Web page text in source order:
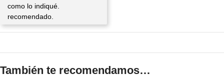
como lo indiqué.
recomendado.
También te recomendamos…